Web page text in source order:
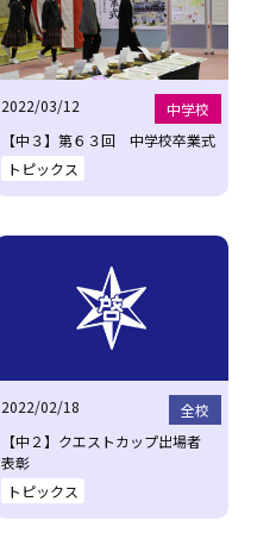
2022/03/12
中学校
【中３】第６３回 中学校卒業式
トピックス
2022/02/18
全校
【中２】クエストカップ出場者
表彰
トピックス